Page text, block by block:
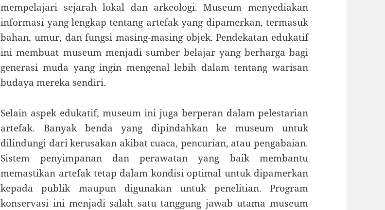
mempelajari sejarah lokal dan arkeologi. Museum menyediakan
informasi yang lengkap tentang artefak yang dipamerkan, termasuk
bahan, umur, dan fungsi masing-masing objek. Pendekatan edukatif
ini membuat museum menjadi sumber belajar yang berharga bagi
generasi muda yang ingin mengenal lebih dalam tentang warisan
budaya mereka sendiri.
Selain aspek edukatif, museum ini juga berperan dalam pelestarian
artefak. Banyak benda yang dipindahkan ke museum untuk
dilindungi dari kerusakan akibat cuaca, pencurian, atau pengabaian.
Sistem penyimpanan dan perawatan yang baik membantu
memastikan artefak tetap dalam kondisi optimal untuk dipamerkan
kepada publik maupun digunakan untuk penelitian. Program
konservasi ini menjadi salah satu tanggung jawab utama museum